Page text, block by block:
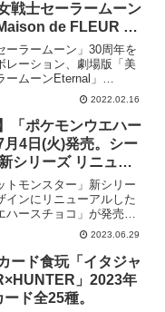
戦士セーラームーン
de FLEUR 本
16日(水)より予約開
ーラームーン」30周年を
レーション、劇場版「美
ームーンEternal」
の予約販売が本日
(水)より開始！●劇場版
ーラームーンEtern...
2022.02.16
「ポケモンウエハー
月4日(火)発売。シー
シリーズ リニュー
トモンスター」新シリー
インにリニューアルした
ハースチョコ」が発売。
ースチョコ©Nintendo・
FREAK・TV Tokyo・
2023.06.29
ード食玩「イタジャ
」2023年
ド全25種。